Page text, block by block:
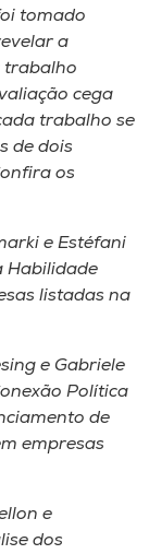
tomado
a
trabalho
cega
trabalho se
de dois
os
e Estéfani
Habilidade
listadas na
e Gabriele
Política
de
empresas
e
dos